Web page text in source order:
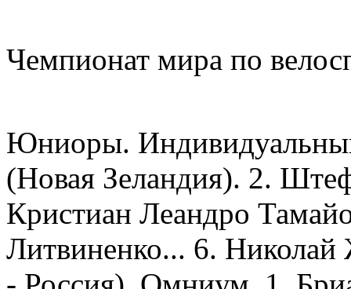
Чемпионат мира по
Юниоры.
(Новая Зеландия). 2.
Кристиан Леандро
Литвиненко... 6.